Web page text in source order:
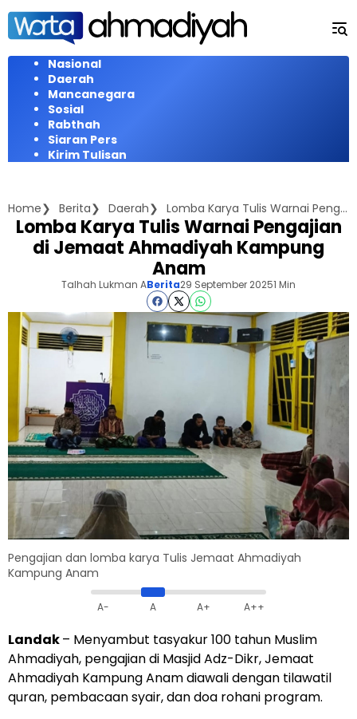
Langsung
konten
Nasional
Daerah
Mancanegara
Sosial
Rabthah
Siaran Pers
Kirim Tulisan
Home Berita Daerah Lomba Karya Tulis Warnai Pengajian di Jemaat Ahmadiyah Kampung Anam
Lomba Karya Tulis Warnai Pengajian
di Jemaat Ahmadiyah Kampung
Anam
Talhah Lukman ABerita29 September 20251 Min
Pengajian dan lomba karya Tulis Jemaat Ahmadiyah
Kampung Anam
A- A A+ A++
Landak– Menyambut tasyakur 100 tahun Muslim
Ahmadiyah, pengajian di Masjid Adz-Dikr, Jemaat
Ahmadiyah Kampung Anam diawali dengan tilawatil
quran, pembacaan syair, dan doa rohani program.